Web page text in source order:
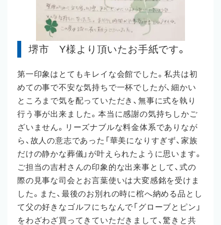
堺市 Y様より頂いたお手紙です。
第一印象はとてもキレイな会館でした。私共は初
めての事で不安な気持ちで一杯でしたが、細かい
ところまで気を配っていただき、無事に式を執り
行う事が出来ました。本当に感謝の気持ちしかご
ざいません。リーズナブルな料金体系でありなが
ら、故人の意志であった「華美になりすぎず、家族
だけの静かな葬儀」が叶えられたように思います。
ご担当の吉村さんの印象的な出来事として、式の
際の見事な司会とお言葉使いは大変感銘を受けま
した。また、最後のお別れの時に棺へ納める品とし
て父の好きなゴルフにちなんで「グローブとピン」
をわざわざ買ってきていただきまして、驚きと共